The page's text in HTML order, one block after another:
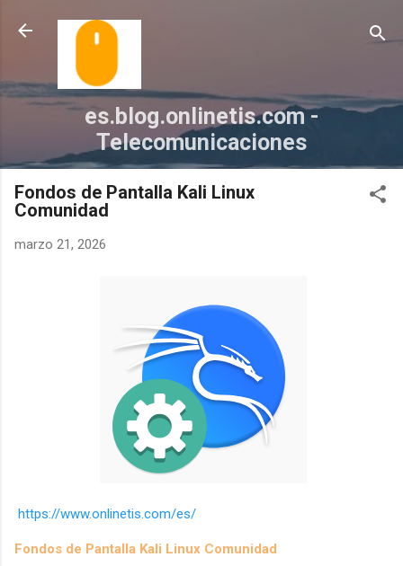
Ir al contenido principal
es.blog.onlinetis.com -
Telecomunicaciones
Fondos de Pantalla Kali Linux
Comunidad
marzo 21, 2026
https://www.onlinetis.com/es/
Fondos de Pantalla Kali Linux Comunidad